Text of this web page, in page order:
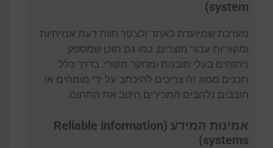
system)
מערכת שמיועדת לאתר ולצ'פר חוות דעת אמיתיות
ומקוריות עבור מוצרים, כמו גם תוכן שמספק
ניתוחים בעלי תובנות ומחקר מקורי. בדרך כלל
תכנים מסוג זה צריכים להיכתב על ידי מומחים או
חובבים נלהבים המכירים היטב את התחום.
אמינות המידע (Reliable information
systems)